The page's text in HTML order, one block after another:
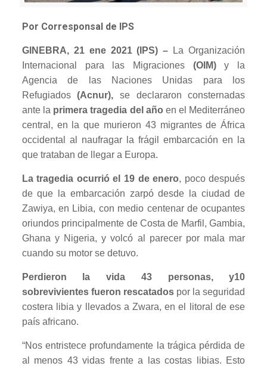
Por Corresponsal de IPS
GINEBRA, 21 ene 2021 (IPS)– La Organización
Internacional para las Migraciones (OIM)y la
Agencia de las Naciones Unidas para los
Refugiados(Acnur), se declararon consternadas
ante la primera tragedia del año en el Mediterráneo
central, en la que murieron 43 migrantes de África
occidental al naufragar la frágil embarcación en la
que trataban de llegar a Europa.
La tragedia ocurrió el 19 de enero, poco después
de que la embarcación zarpó desde la ciudad de
Zawiya, en Libia, con medio centenar de ocupantes
oriundos principalmente de Costa de Marfil, Gambia,
Ghana y Nigeria, y volcó al parecer por mala mar
cuando su motor se detuvo.
Perdieron la vida 43 personas, y10
sobrevivientes fueron rescatadospor la seguridad
costera libia y llevados a Zwara, en el litoral de ese
país africano.
“Nos entristece profundamente la trágica pérdida de
al menos 43 vidas frente a las costas libias. Esto